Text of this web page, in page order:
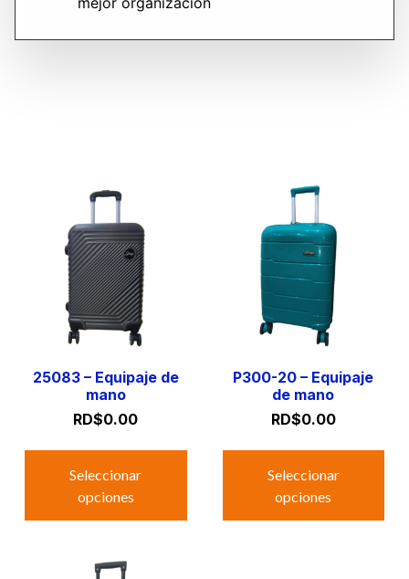
25083 – Equipaje de
mano
RD$0.00
Seleccionar
opciones
P300-20 – Equipaje
de mano
RD$0.00
Seleccionar
opciones